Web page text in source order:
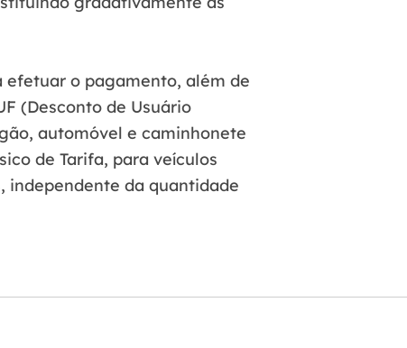
efetuar o pagamento, além de
(Desconto de Usuário
automóvel e caminhonete
de Tarifa, para veículos
independente da quantidade